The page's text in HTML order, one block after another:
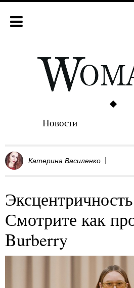
Новости
Катерина Василенко
Смотрите как
Burberry